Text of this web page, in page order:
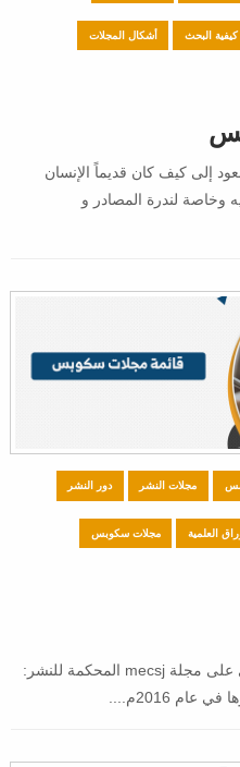
كيفية البحث أشكال المجلات
إلى كيف كان قديماً الإنسان
وخاصة لندرة المصادر و
مجلات النشر دور النشر
العلمية مجلات سكوبس
قائمة مجلات سكوبس المتقدمة تحتوي على مجلة mecsj المحكمة للنشر:
2016م....